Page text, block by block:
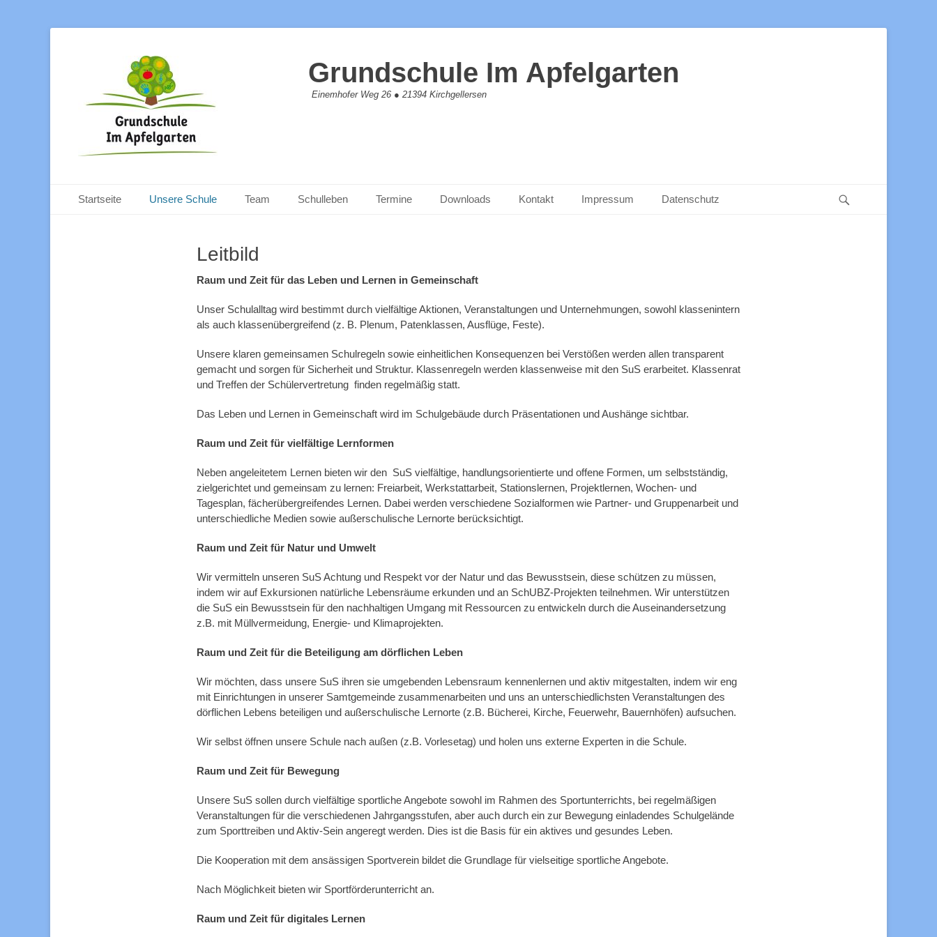
Grundschule Im Apfelgarten
Einemhofer Weg 26 ● 21394 Kirchgellersen
Primäres Menü
Inhalt
Startseite Unsere Schule Team Schulleben Termine Downloads Kontakt Impressum Datenschutz
Leitbild
Raum und Zeit für das Leben und Lernen in Gemeinschaft
Unser Schulalltag wird bestimmt durch vielfältige Aktionen, Veranstaltungen und Unternehmungen, sowohl klassenintern
als auch klassenübergreifend (z. B. Plenum, Patenklassen, Ausflüge, Feste).
Unsere klaren gemeinsamen Schulregeln sowie einheitlichen Konsequenzen bei Verstößen werden allen transparent
gemacht und sorgen für Sicherheit und Struktur. Klassenregeln werden klassenweise mit den SuS erarbeitet. Klassenrat
und Treffen der Schülervertretung finden regelmäßig statt.
Das Leben und Lernen in Gemeinschaft wird im Schulgebäude durch Präsentationen und Aushänge sichtbar.
Raum und Zeit für vielfältige Lernformen
Neben angeleitetem Lernen bieten wir den SuS vielfältige, handlungsorientierte und offene Formen, um selbstständig,
zielgerichtet und gemeinsam zu lernen: Freiarbeit, Werkstattarbeit, Stationslernen, Projektlernen, Wochen- und
Tagesplan, fächerübergreifendes Lernen. Dabei werden verschiedene Sozialformen wie Partner- und Gruppenarbeit und
unterschiedliche Medien sowie außerschulische Lernorte berücksichtigt.
Raum und Zeit für Natur und Umwelt
Wir vermitteln unseren SuS Achtung und Respekt vor der Natur und das Bewusstsein, diese schützen zu müssen,
indem wir auf Exkursionen natürliche Lebensräume erkunden und an SchUBZ-Projekten teilnehmen. Wir unterstützen
die SuS ein Bewusstsein für den nachhaltigen Umgang mit Ressourcen zu entwickeln durch die Auseinandersetzung
z.B. mit Müllvermeidung, Energie- und Klimaprojekten.
Raum und Zeit für die Beteiligung am dörflichen Leben
Wir möchten, dass unsere SuS ihren sie umgebenden Lebensraum kennenlernen und aktiv mitgestalten, indem wir eng
mit Einrichtungen in unserer Samtgemeinde zusammenarbeiten und uns an unterschiedlichsten Veranstaltungen des
dörflichen Lebens beteiligen und außerschulische Lernorte (z.B. Bücherei, Kirche, Feuerwehr, Bauernhöfen) aufsuchen.
Wir selbst öffnen unsere Schule nach außen (z.B. Vorlesetag) und holen uns externe Experten in die Schule.
Raum und Zeit für Bewegung
Unsere SuS sollen durch vielfältige sportliche Angebote sowohl im Rahmen des Sportunterrichts, bei regelmäßigen
Veranstaltungen für die verschiedenen Jahrgangsstufen, aber auch durch ein zur Bewegung einladendes Schulgelände
zum Sporttreiben und Aktiv-Sein angeregt werden. Dies ist die Basis für ein aktives und gesundes Leben.
Die Kooperation mit dem ansässigen Sportverein bildet die Grundlage für vielseitige sportliche Angebote.
Nach Möglichkeit bieten wir Sportförderunterricht an.
Raum und Zeit für digitales Lernen